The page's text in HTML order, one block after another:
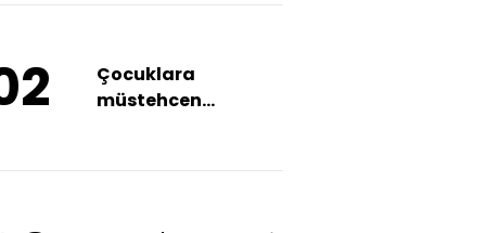
Çocuklara
müstehcen
iddiasıyla